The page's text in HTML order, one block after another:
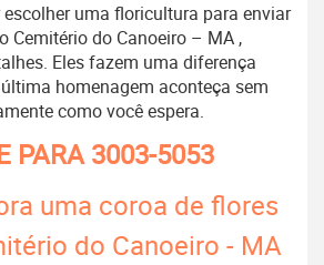
uma floricultura para enviar
Cemitério do Canoeiro – MA ,
Eles fazem uma diferença
homenagem aconteça sem
como você espera.
PARA3003-5053
uma coroa de flores
do Canoeiro - MA